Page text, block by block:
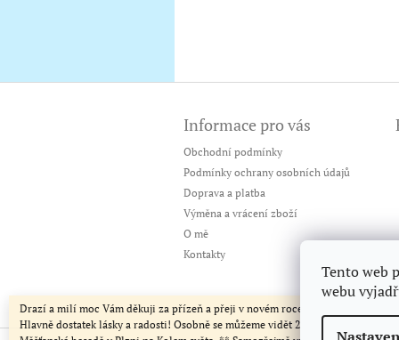
Tento web
webu
Drazí a milí moc Vám děkuji za přízeň a přeji v novém roce jen to nejlepší!
Hlavně dostatek lásky a radosti! Osobně se můžeme vidět 24/1 od 13 hod v
Informace pro vás
Obchodní podmínky
Podmínky ochrany osobních údajů
Doprava a platba
Výměna a vrácení zboží
O mě
Kontakty